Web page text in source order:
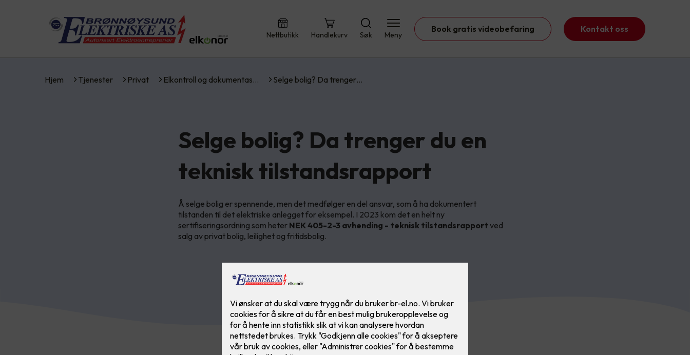
Nettbutikk Handlekurv Søk Meny
Book gratis videobefaring Kontakt oss
Hjem Tjenester Privat Elkontroll og dokumentas… Selge bolig? Da trenger…
Selge bolig? Da trenger du en
teknisk tilstandsrapport
Å selge bolig er spennende, men det medfølger en del ansvar, som å ha dokumentert
tilstanden til det elektriske anlegget for eksempel. I 2023 kom det en helt ny
sertifiseringsordning som heter NEK 405-2-3 avhending - teknisk tilstandsrapport ved
salg av privat bolig, leilighet og fritidsbolig.